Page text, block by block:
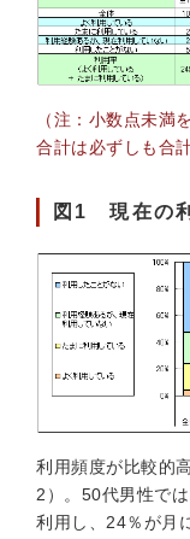
（注：小数点未満
合計は必ずしも合
図1 現在の
利用頻度が比較的
2）。50代男性で
利用し、24％が月